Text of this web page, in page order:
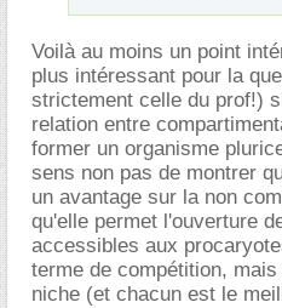
Voilà au moins un point
plus intéressant pour la
strictement celle du prof!)
relation entre
former un organisme
sens non pas de montrer
un avantage sur la non
qu'elle permet l'ouverture
accessibles aux
terme de compétition,
niche (et chacun est le